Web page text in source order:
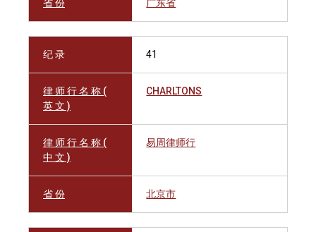
省 份 广东省
纪 录 41
律 师 行 名 称 (
英 文 )
CHARLTONS
律 师 行 名 称 (
中 文 )
易周律师行
省 份 北京市